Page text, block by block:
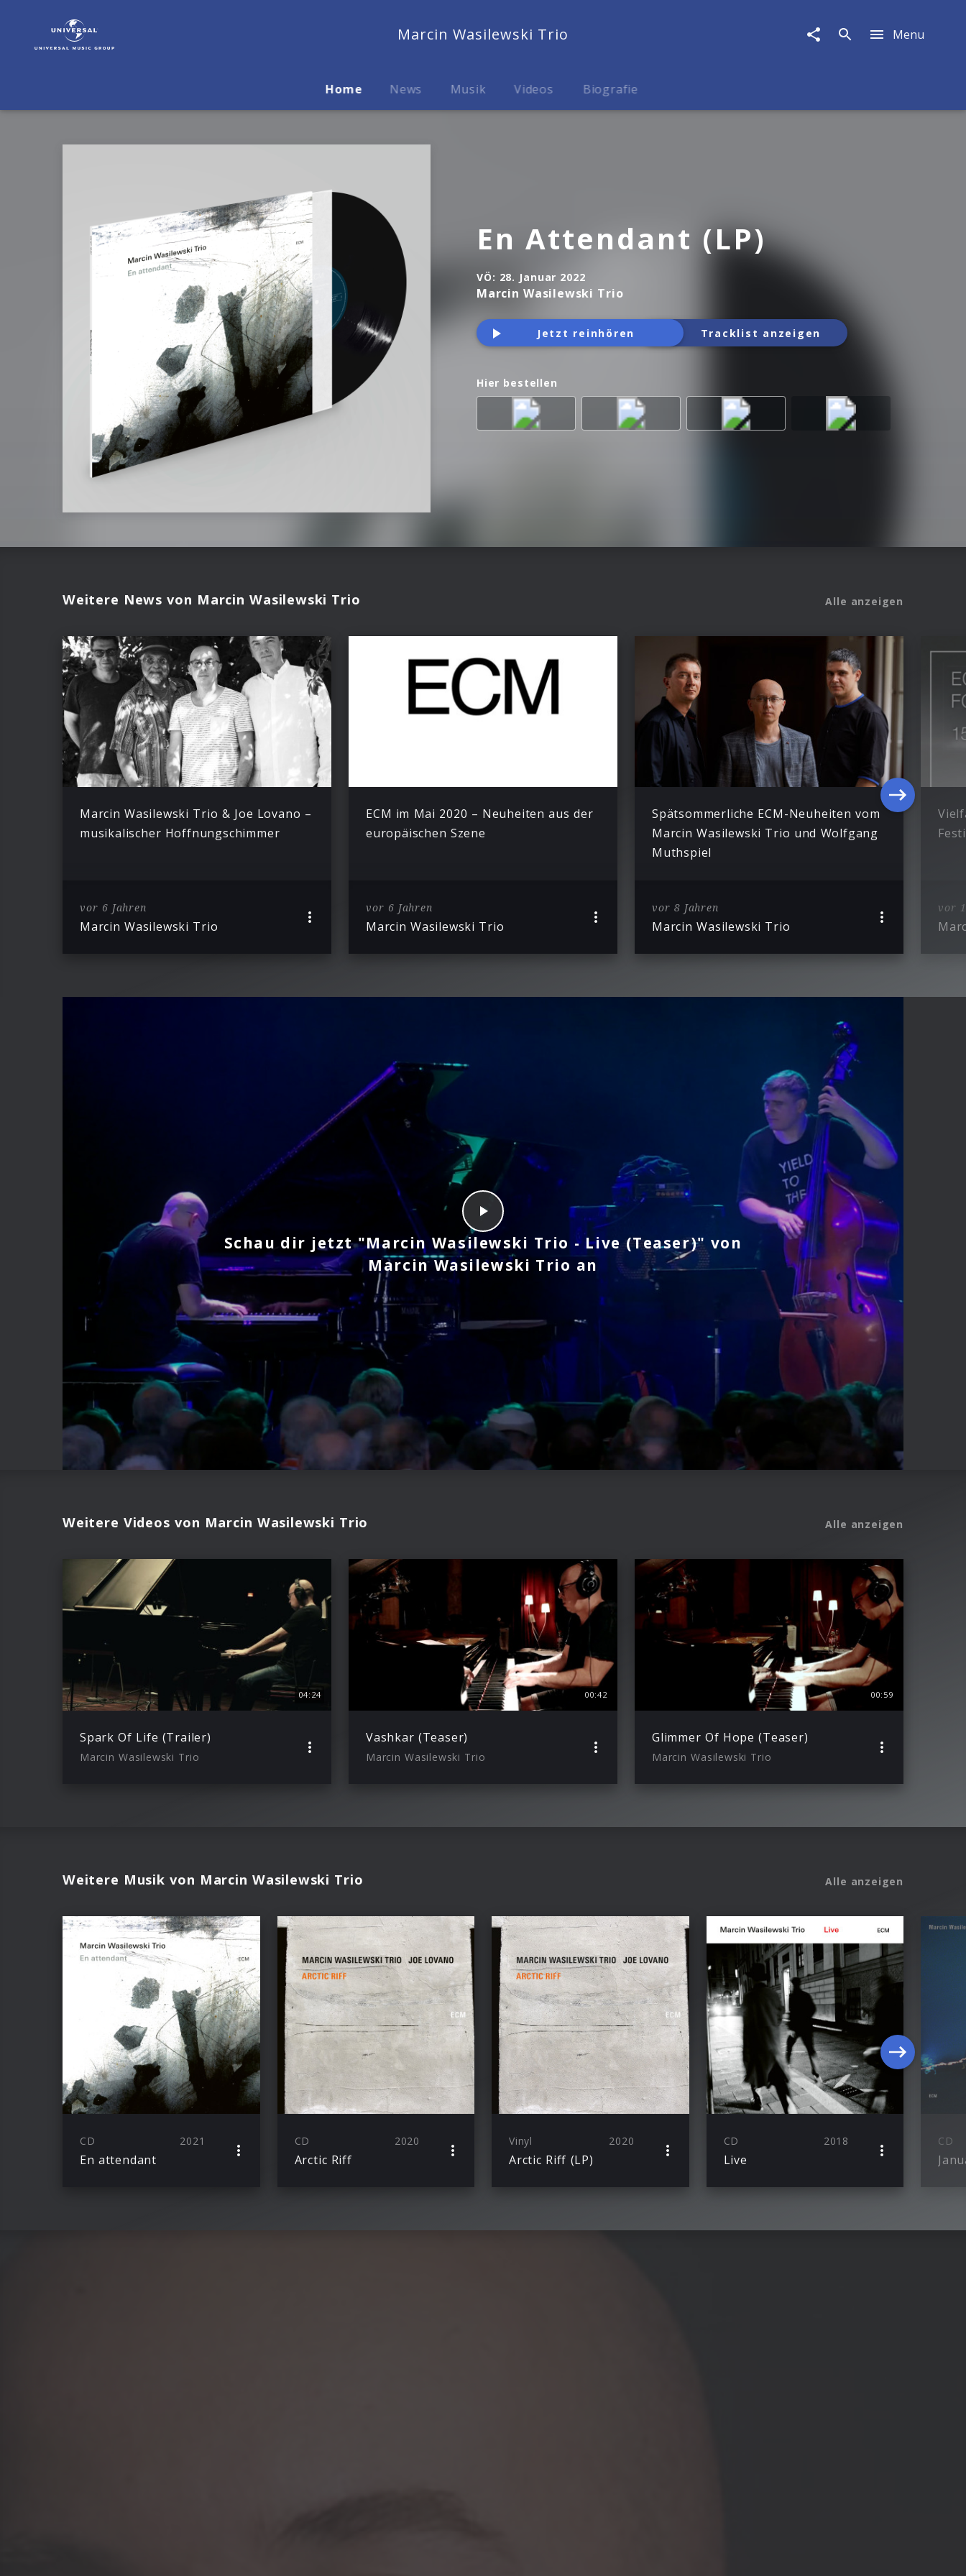
Wasilewski
Merch
Marcin Wasilewski Trio Menu
Home News Musik Videos Biografie
En Attendant (LP)
VÖ: 28. Januar 2022
Marcin Wasilewski Trio
Jetzt reinhören Tracklist anzeigen
Hier bestellen
Weitere News von Marcin Wasilewski Trio Alle anzeigen
Marcin Wasilewski Trio & Joe Lovano –
musikalischer Hoffnungschimmer
vor 6 Jahren
Marcin Wasilewski Trio
ECM im Mai 2020 – Neuheiten aus der
europäischen Szene
vor 6 Jahren
Marcin Wasilewski Trio
Spätsommerliche ECM-Neuheiten vom
Marcin Wasilewski Trio und Wolfgang
Muthspiel
vor 8 Jahren
Marcin Wasilewski Trio
vor
Schau dir jetzt "Marcin Wasilewski Trio - Live (Teaser)" von
Marcin Wasilewski Trio an
Weitere Videos von Marcin Wasilewski Trio Alle anzeigen
04:24
Spark Of Life (Trailer)
Marcin Wasilewski Trio
00:42
Vashkar (Teaser)
Marcin Wasilewski Trio
00:59
Glimmer Of Hope (Teaser)
Marcin Wasilewski Trio
Weitere Musik von Marcin Wasilewski Trio Alle anzeigen
CD 2021
En attendant
CD 2020
Arctic Riff
Vinyl 2020
Arctic Riff (LP)
CD 2018
Live
CD